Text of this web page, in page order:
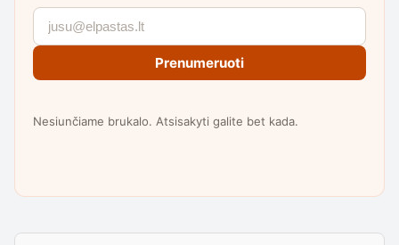
Prenumeruoti
Nesiunčiame brukalo. Atsisakyti galite bet kada.